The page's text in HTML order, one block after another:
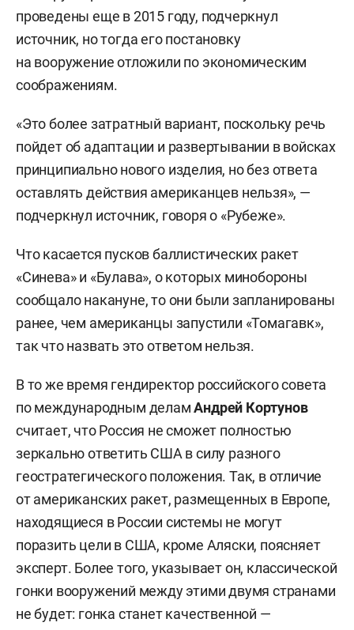
проведены еще в 2015 году, подчеркнул
источник, но тогда его постановку
на вооружение отложили по экономическим
соображениям.
«Это более затратный вариант, поскольку речь
пойдет об адаптации и развертывании в войсках
принципиально нового изделия, но без ответа
оставлять действия американцев нельзя», —
подчеркнул источник, говоря о «Рубеже».
Что касается пусков баллистических ракет
«Синева» и «Булава», о которых минобороны
сообщало накануне, то они были запланированы
ранее, чем американцы запустили «Томагавк»,
так что назвать это ответом нельзя.
В то же время гендиректор российского совета
по международным деламАндрей Кортунов
считает, что Россия не сможет полностью
зеркально ответить США в силу разного
геостратегического положения. Так, в отличие
от американских ракет, размещенных в Европе,
находящиеся в России системы не могут
поразить цели в США, кроме Аляски, поясняет
эксперт. Более того, указывает он, классической
гонки вооружений между этими двумя странами
не будет: гонка станет качественной —